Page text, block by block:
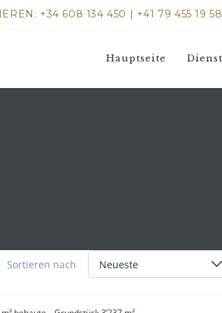
+34 608 134 450 | +41 79 455 19 58
Hauptseite
Sortieren nach